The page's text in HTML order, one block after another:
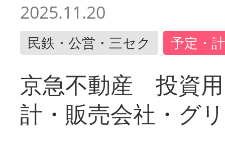
2025.11.20
民鉄・公営・三セク 予定・
京急不動産 投資
計・販売会社・グ